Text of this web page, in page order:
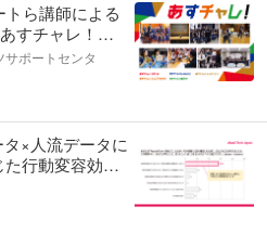
トら講師による
すチャレ！」
66万人が参
データも発表
ポートセンタ
×人流データに
行動変容効果